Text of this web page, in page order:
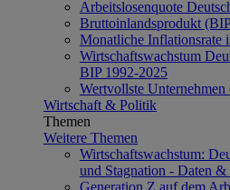
Arbeitslosenquote
Bruttoinlandsprodukt
Monatliche Inflationsrate
Wirtschaftswachstum
BIP 1992-2025
Wertvollste Unternehmen
Wirtschaft & Politik
Themen
Weitere Themen
Wirtschaftswachstum:
und Stagnation - Daten &
Generation Z auf dem